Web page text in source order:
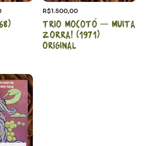
R$1.500,00
Trio Mocotó – Muita
Zorra! (1971)
Original